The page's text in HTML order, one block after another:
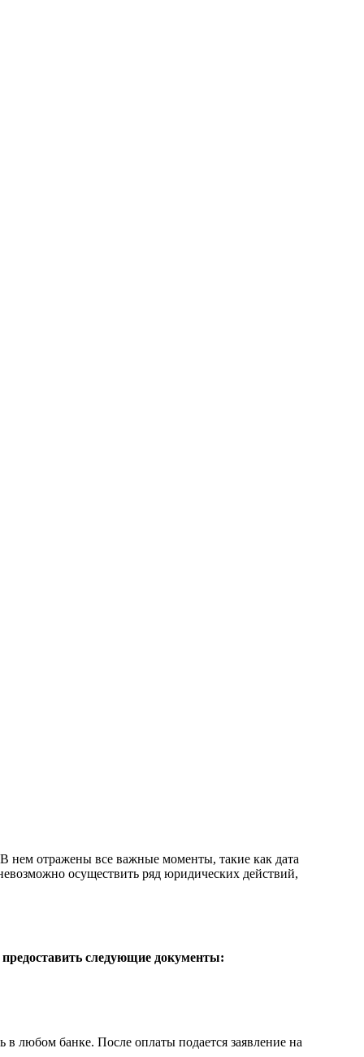
нем отражены все важные моменты, такие как дата
осуществить ряд юридических действий,
следующие документы:
любом банке. После оплаты подается заявление на